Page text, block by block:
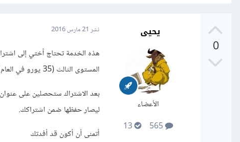
0
يحيى
الأعضاء
565
13
نشر 21 مارس 2016
المستوى الثالث (35 يورو في العام)
بعد الاشتراك ستحصلين على عنوان
ليصار حفظها ضمن اشتراكك.
أتمنى أن أكون قد أفدتك